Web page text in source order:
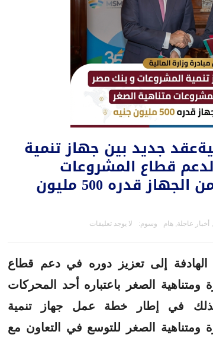
جديد بين جهاز تنمية
قطاع المشروعات
متناهية الصغر بتمويل من الجهاز قدره 500 مليون
أخبار عاجلة هام وسوم:
لا يوجد تعليقات
إلى تعزيز دوره في دعم قطاع
الصغر باعتباره أحد المحركات
وكذلك في إطار خطة عمل جهاز تنمية
ومتناهية الصغر للتوسع في التعاون مع